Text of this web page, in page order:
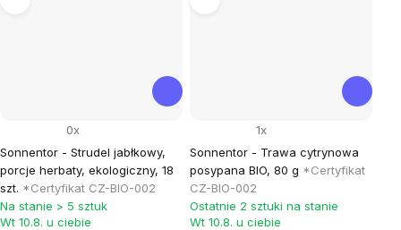
Sonnentor - Strudel jabłkowy,
porcje herbaty, ekologiczny, 18
szt. *Certyfikat CZ-BIO-002
0x
Na stanie > 5 sztuk
Wt 10.8. u ciebie
Sonnentor - Trawa cytrynowa
posypana BIO, 80 g *Certyfikat
CZ-BIO-002
1x
Ostatnie 2 sztuki na stanie
Wt 10.8. u ciebie